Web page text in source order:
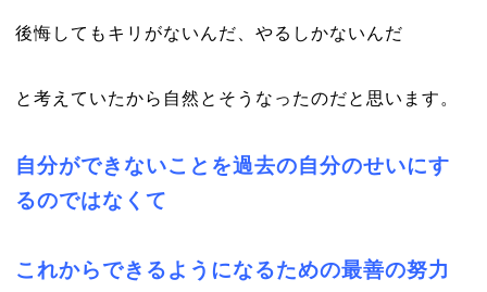
後悔してもキリがないんだ、やるしかないんだ
と考えていたから自然とそうなったのだと思います。
自分ができないことを過去の自分のせいにす
るのではなくて
これからできるようになるための最善の努力